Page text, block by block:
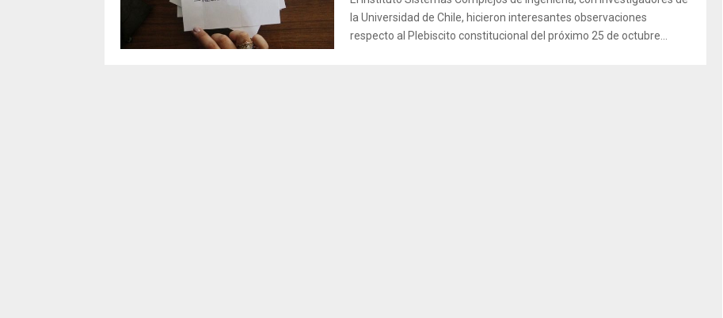
la Universidad de Chile, hicieron interesantes observaciones
respecto al Plebiscito constitucional del próximo 25 de octubre...